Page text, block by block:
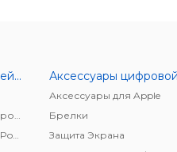
Аккумуляторы и батарейки
Аксессуары для Apple
Брелки
Защита Экрана